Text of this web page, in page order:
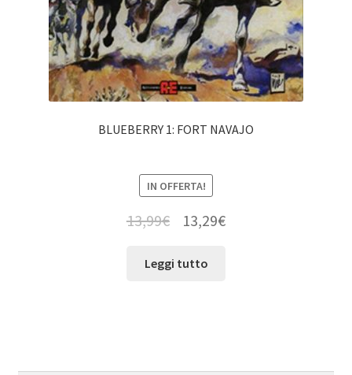
BLUEBERRY 1: FORT NAVAJO
IN OFFERTA!
13,99€ 13,29€
Leggi tutto